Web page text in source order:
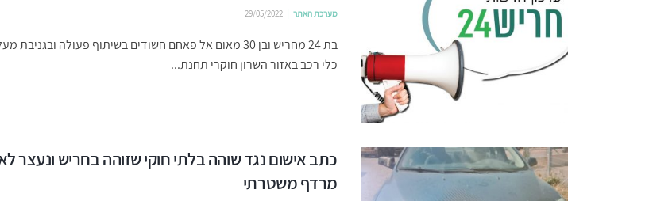
מערכת האתר 29/05/2022
כלי רכב באזור השרון חוקרי תחנת...
כתב אישום נגד שוהה בלתי חוקי שזוהה בחריש ונעצר
מרדף משטרתי